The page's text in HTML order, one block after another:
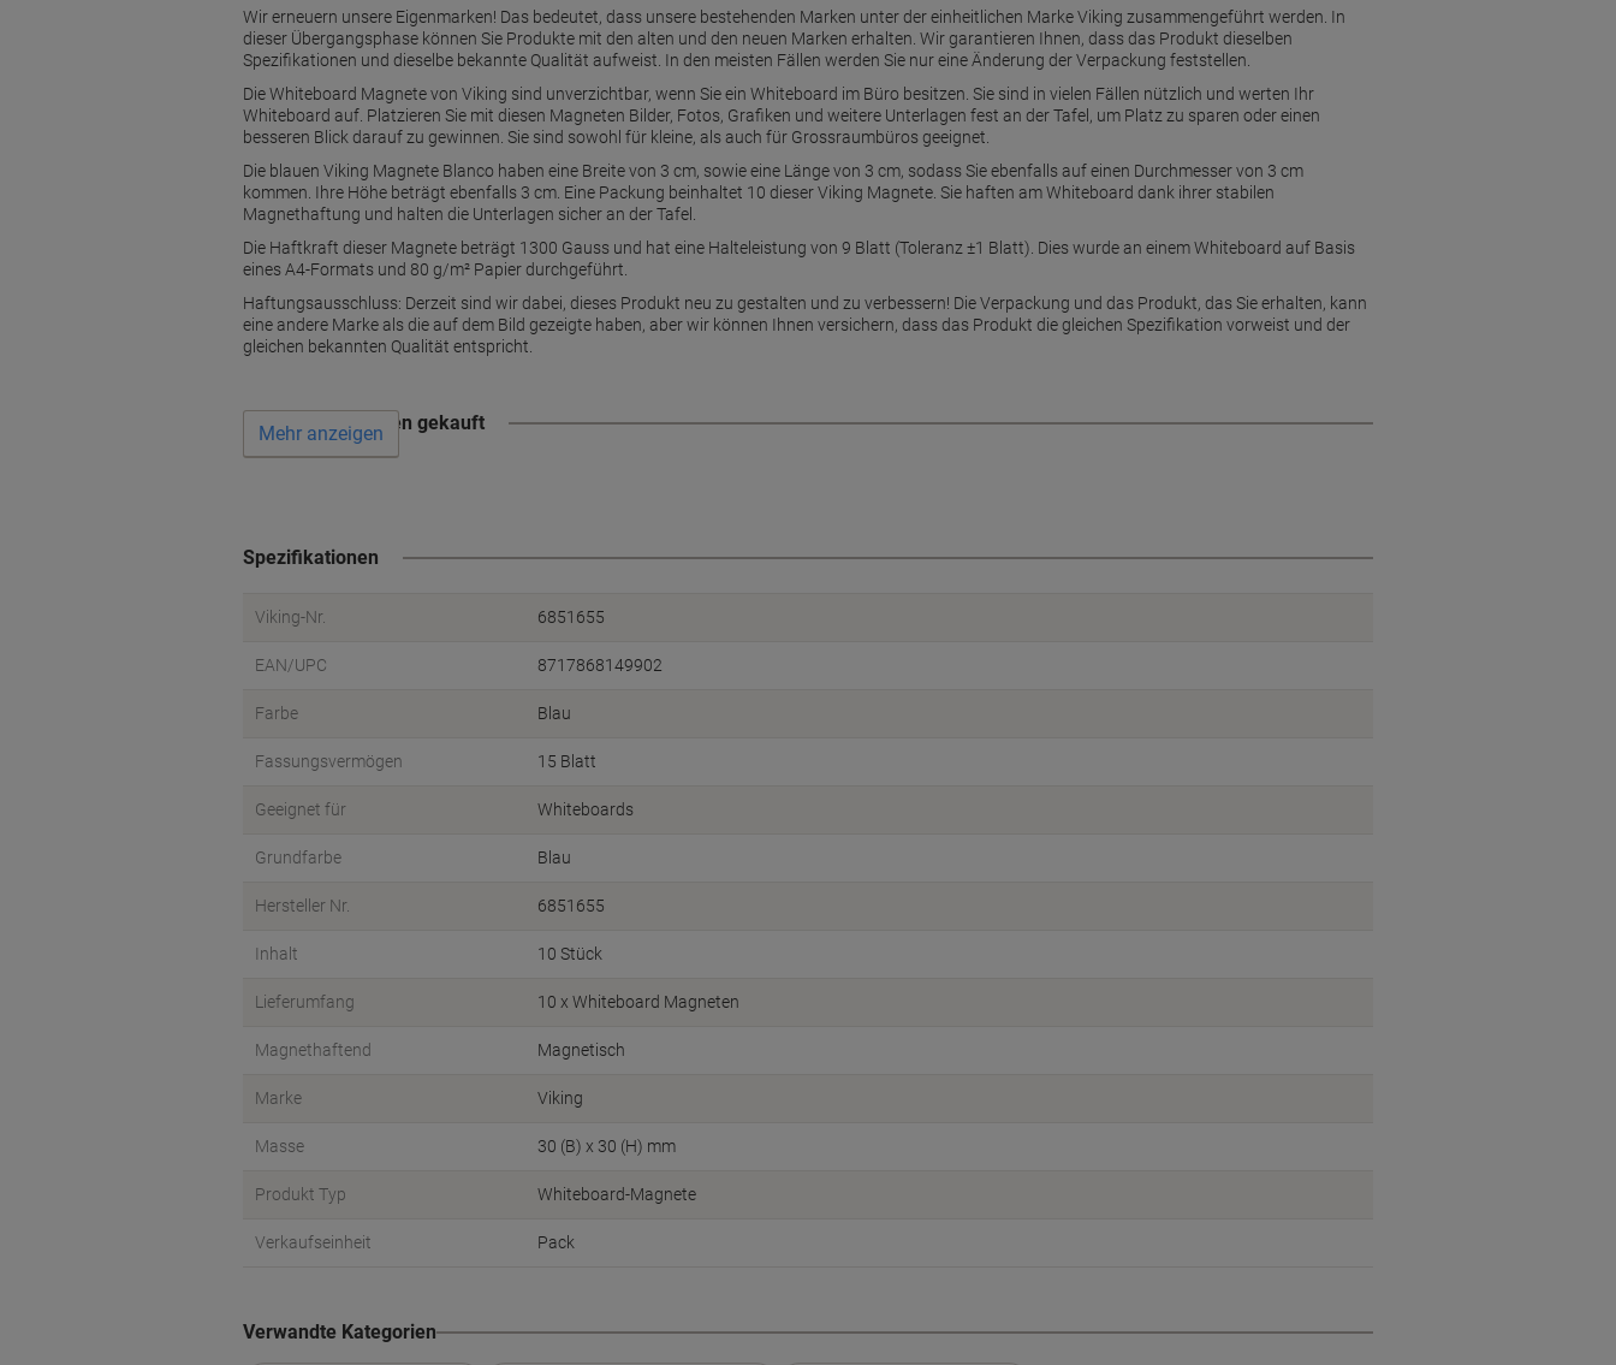
Wir erneuern unsere Eigenmarken! Das bedeutet, dass unsere bestehenden Marken unter der einheitlichen Marke Viking zusammengeführt werden. In
dieser Übergangsphase können Sie Produkte mit den alten und den neuen Marken erhalten. Wir garantieren Ihnen, dass das Produkt dieselben
Spezifikationen und dieselbe bekannte Qualität aufweist. In den meisten Fällen werden Sie nur eine Änderung der Verpackung feststellen.
Die Whiteboard Magnete von Viking sind unverzichtbar, wenn Sie ein Whiteboard im Büro besitzen. Sie sind in vielen Fällen nützlich und werten Ihr
Whiteboard auf. Platzieren Sie mit diesen Magneten Bilder, Fotos, Grafiken und weitere Unterlagen fest an der Tafel, um Platz zu sparen oder einen
besseren Blick darauf zu gewinnen. Sie sind sowohl für kleine, als auch für Grossraumbüros geeignet.
Die blauen Viking Magnete Blanco haben eine Breite von 3 cm, sowie eine Länge von 3 cm, sodass Sie ebenfalls auf einen Durchmesser von 3 cm
kommen. Ihre Höhe beträgt ebenfalls 3 cm. Eine Packung beinhaltet 10 dieser Viking Magnete. Sie haften am Whiteboard dank ihrer stabilen
Magnethaftung und halten die Unterlagen sicher an der Tafel.
Die Haftkraft dieser Magnete beträgt 1300 Gauss und hat eine Halteleistung von 9 Blatt (Toleranz ±1 Blatt). Dies wurde an einem Whiteboard auf Basis
eines A4-Formats und 80 g/m² Papier durchgeführt.
Haftungsausschluss: Derzeit sind wir dabei, dieses Produkt neu zu gestalten und zu verbessern! Die Verpackung und das Produkt, das Sie erhalten, kann
eine andere Marke als die auf dem Bild gezeigte haben, aber wir können Ihnen versichern, dass das Produkt die gleichen Spezifikation vorweist und der
gleichen bekannten Qualität entspricht.
Wird oft zusammen gekauft
Mehr anzeigen
Spezifikationen
Viking-Nr. 6851655
EAN/UPC 8717868149902
Farbe Blau
Fassungsvermögen 15 Blatt
Geeignet für Whiteboards
Grundfarbe Blau
Hersteller Nr. 6851655
Inhalt 10 Stück
Lieferumfang 10 x Whiteboard Magneten
Magnethaftend Magnetisch
Marke Viking
Masse 30 (B) x 30 (H) mm
Produkt Typ Whiteboard-Magnete
Verkaufseinheit Pack
Verwandte Kategorien